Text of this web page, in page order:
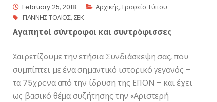
February 25, 2018 Αρχικής,Γραφείο Τύπου
ΓΙΑΝΝΗΣ ΤΟΛΙΟΣ,ΣΕΚ
Αγαπητοί σύντροφοι και συντρόφισσες
Χαιρετίζουμε την ετήσια Συνδιάσκεψη σας, που
συμπίπτει με ένα σημαντικό ιστορικό γεγονός –
τα 75χρονα από την ίδρυση της ΕΠΟΝ – και έχει
ως βασικό θέμα συζήτησης την «Αριστερή